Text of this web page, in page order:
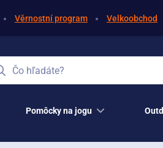
Věrnostní program Velkoobchod
Čo hľadáte?
Pomôcky na jogu